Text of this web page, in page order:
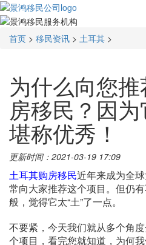
首页 > 移民资讯 > 土耳其 >
为什么向您
房移民？因
堪称优秀！
更新时间：2021-03-19 17:09
土耳其购房移民近年来成为全
常向大家推荐这个项目。但仍
般，觉得它太“土”了一点。
不要紧，今天我们就从多个角
个项目，看完您就知道，为何